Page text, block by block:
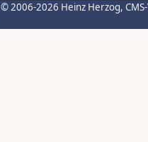
© 2006-2026 Heinz Herzog,